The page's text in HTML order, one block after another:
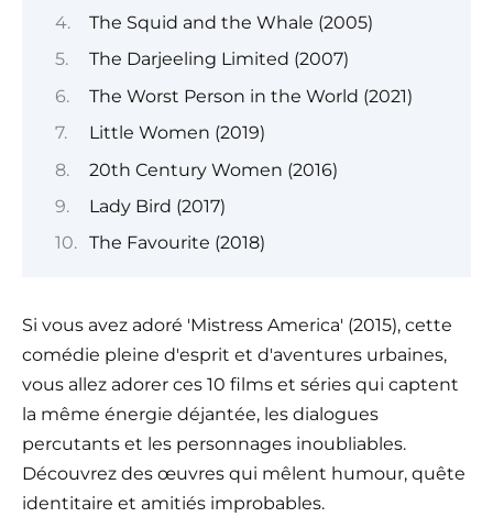
The Squid and the Whale (2005)
The Darjeeling Limited (2007)
The Worst Person in the World (2021)
Little Women (2019)
20th Century Women (2016)
Lady Bird (2017)
The Favourite (2018)
Si vous avez adoré 'Mistress America' (2015), cette
comédie pleine d'esprit et d'aventures urbaines,
vous allez adorer ces 10 films et séries qui captent
la même énergie déjantée, les dialogues
percutants et les personnages inoubliables.
Découvrez des œuvres qui mêlent humour, quête
identitaire et amitiés improbables.